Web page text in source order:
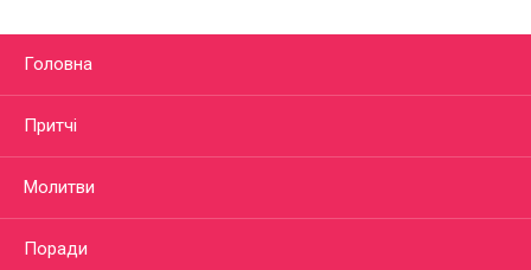
Головна
Притчі
Молитви
Поради